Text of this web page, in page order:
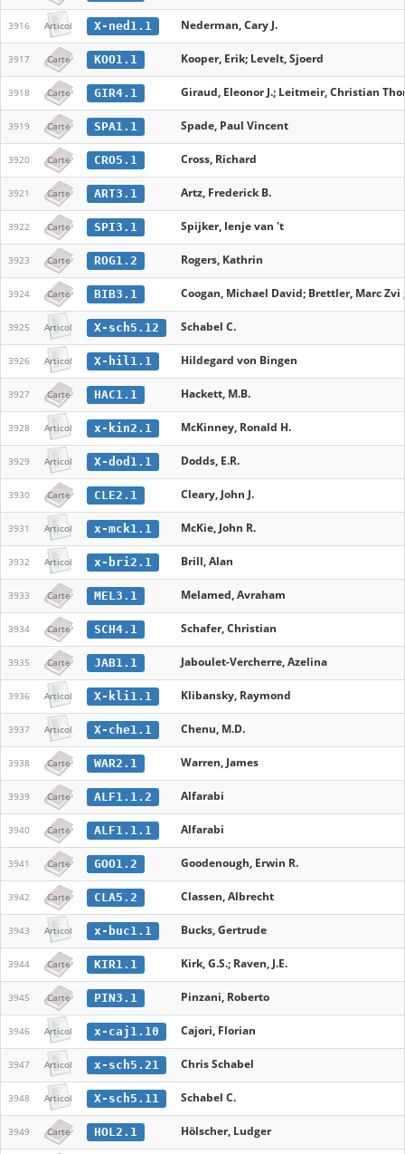
3916 Articol X-ned1.1 Nederman, Cary J.
3917 Carte KOO1.1 Kooper, Erik; Levelt, Sjoerd
3918 Carte GIR4.1 Giraud, Eleonor J.; Leitmeir, Christian
3919 Carte SPA1.1 Spade, Paul Vincent
3920 Carte CRO5.1 Cross, Richard
3921 Carte ART3.1 Artz, Frederick B.
3922 Carte SPI3.1 Spijker, Ienje van 't
3923 Carte ROG1.2 Rogers, Kathrin
3924 Carte BIB3.1 Coogan, Michael David; Brettler, Marc Zvi
3925 Articol X-sch5.12 Schabel C.
3926 Articol X-hil1.1 Hildegard von Bingen
3927 Carte HAC1.1 Hackett, M.B.
3928 Articol x-kin2.1 McKinney, Ronald H.
3929 Articol X-dod1.1 Dodds, E.R.
3930 Carte CLE2.1 Cleary, John J.
3931 Articol x-mck1.1 McKie, John R.
3932 Articol x-bri2.1 Brill, Alan
3933 Carte MEL3.1 Melamed, Avraham
3934 Carte SCH4.1 Schafer, Christian
3935 Carte JAB1.1 Jaboulet-Vercherre, Azelina
3936 Articol X-kli1.1 Klibansky, Raymond
3937 Articol X-che1.1 Chenu, M.D.
3938 Carte WAR2.1 Warren, James
3939 Carte ALF1.1.2 Alfarabi
3940 Carte ALF1.1.1 Alfarabi
3941 Carte GOO1.2 Goodenough, Erwin R.
3942 Carte CLA5.2 Classen, Albrecht
3943 Articol x-buc1.1 Bucks, Gertrude
3944 Carte KIR1.1 Kirk, G.S.; Raven, J.E.
3945 Carte PIN3.1 Pinzani, Roberto
3946 Articol x-caj1.10 Cajori, Florian
3947 Articol x-sch5.21 Chris Schabel
3948 Articol X-sch5.11 Schabel C.
3949 Carte HOL2.1 Hölscher, Ludger